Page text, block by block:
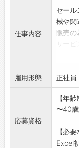
仕事内容
セール
械や関
販売の
修理、
・長く
す。
・教
験者の
変更
雇用形態 正社員
応募資格
【年
〜40
【必
Excel